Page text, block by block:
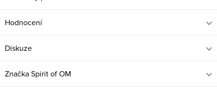
Hodnocení
Diskuze
ZnačkaSpirit of OM